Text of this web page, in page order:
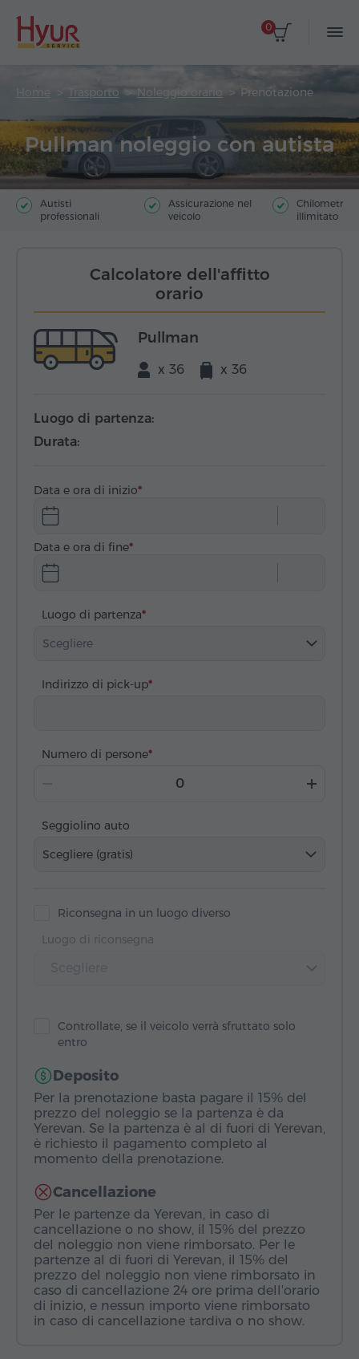
0
Home Trasporto Noleggio orario Prenotazione
Pullman noleggio con autista
Autisti
professionali
Assicurazione nel
veicolo
illimitato
Calcolatore dell'affitto
orario
Pullman
x 36 x 36
Luogo di partenza:
Durata:
Data e ora di inizio
Data e ora di fine
Luogo di partenza
Scegliere
Indirizzo di pick-up
Numero di persone
Seggiolino auto
Scegliere (gratis)
Riconsegna in un luogo diverso
Luogo di riconsegna
Controllate, se il veicolo verrà sfruttato solo
entro
Deposito
Per la prenotazione basta pagare il 15% del
prezzo del noleggio se la partenza è da
Yerevan. Se la partenza è al di fuori di Yerevan,
è richiesto il pagamento completo al
momento della prenotazione.
Cancellazione
Per le partenze da Yerevan, in caso di
cancellazione o no show, il 15% del prezzo
del noleggio non viene rimborsato. Per le
partenze al di fuori di Yerevan, il 15% del
prezzo del noleggio non viene rimborsato in
caso di cancellazione 24 ore prima dell'orario
di inizio, e nessun importo viene rimborsato
in caso di cancellazione tardiva o no show.